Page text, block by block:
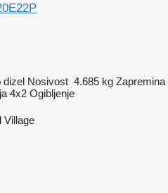
dizel Nosivost 4.685 kg Zapremina
4x2 Ogibljenje
Village